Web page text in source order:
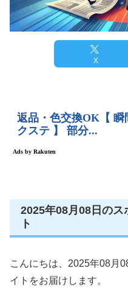
X
2025年08月08日のス
ト
こんにちは、2025年08月
イトをお届けします。